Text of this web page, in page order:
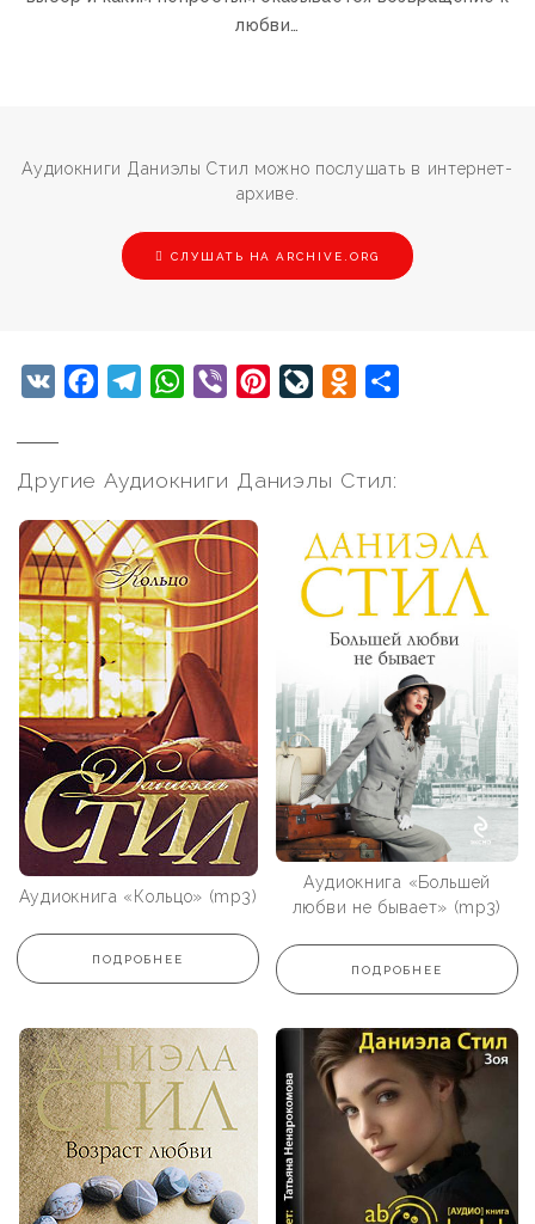
любви…
Аудиокниги Даниэлы Стил можно послушать в интернет-
архиве.
СЛУШАТЬ НА ARCHIVE.ORG
VK FacebookTelegramWhatsApp
Viber PinterestLiveJournalOdnoklassniki
Другие Аудиокниги Даниэлы Стил:
Аудиокнига «Кольцо» (mp3)
ПОДРОБНЕЕ
Аудиокнига «Большей
любви не бывает» (mp3)
ПОДРОБНЕЕ